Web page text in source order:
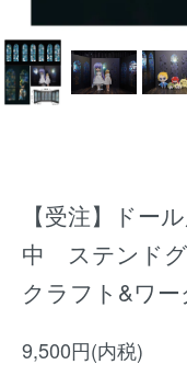
【受注】ドー
中 ステンド
クラフト&ワー
9,500円(内税)